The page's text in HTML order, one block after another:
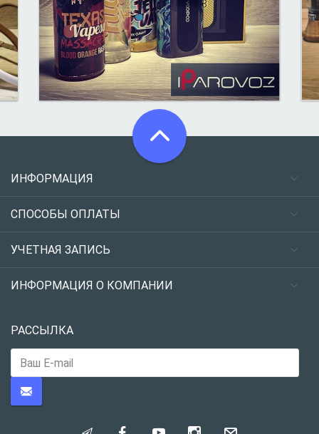
ИНФОРМАЦИЯ
СПОСОБЫ ОПЛАТЫ
УЧЕТНАЯ ЗАПИСЬ
ИНФОРМАЦИЯ О КОМПАНИИ
РАССЫЛКА